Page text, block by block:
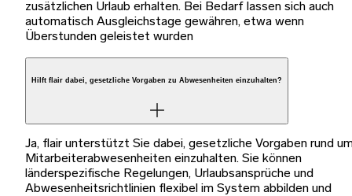
zusätzlichen Urlaub erhalten. Bei Bedarf lassen sich auch
automatisch Ausgleichstage gewähren, etwa wenn
Überstunden geleistet wurden
Hilft flair dabei, gesetzliche Vorgaben zu Abwesenheiten einzuhalten?
Ja, flair unterstützt Sie dabei, gesetzliche Vorgaben rund
Mitarbeiterabwesenheiten einzuhalten. Sie können
länderspezifische Regelungen, Urlaubsansprüche und
Abwesenheitsrichtlinien flexibel im System abbilden und